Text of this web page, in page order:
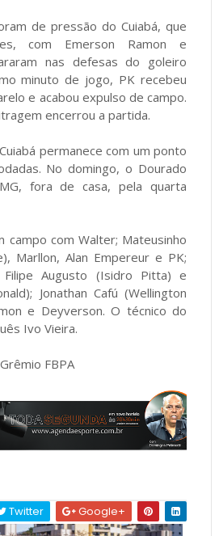
de pressão do Cuiabá, que
com Emerson Ramon e
nas defesas do goleiro
minuto de jogo, PK recebeu
e acabou expulso de campo.
encerrou a partida.
permanece com um ponto
No domingo, o Dourado
fora de casa, pela quarta
campo com Walter; Mateusinho
Marllon, Alan Empereur e PK;
Filipe Augusto (Isidro Pitta) e
Jonathan Cafú (Wellington
e Deyverson. O técnico do
Ivo Vieira.
FBPA
Twitter Google+